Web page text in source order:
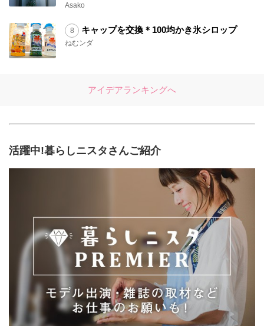
Asako
キャップを交換＊100均かき氷シロップ
ねむンダ
アイデアランキングへ
活躍中!暮らしニスタさんご紹介